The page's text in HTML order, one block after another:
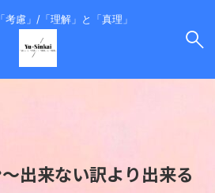
考慮」/「理解」と「真理」
出来ない訳より出来る